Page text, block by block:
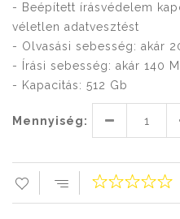
- Beépített írásvédelem
véletlen adatvesztést
- Olvasási sebesség: akár
- Írási sebesség: akár 140
- Kapacitás: 512 Gb
Mennyiség: